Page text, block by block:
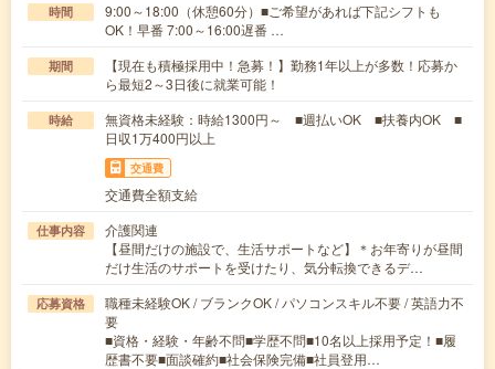
時間
9:00～18:00（休憩60分）■ご希望があれば下記シフトも
OK！早番 7:00～16:00遅番 …
期間
【現在も積極採用中！急募！】勤務1年以上が多数！応募か
ら最短2～3日後に就業可能！
時給
無資格未経験：時給1300円～ ■週払いOK ■扶養内OK ■
日収1万400円以上
交通費
交通費全額支給
仕事内容
介護関連
【昼間だけの施設で、生活サポートなど】＊お年寄りが昼間
だけ生活のサポートを受けたり、気分転換できるデ…
応募資格
職種未経験OK / ブランクOK / パソコンスキル不要 / 英語力不
要
■資格・経験・年齢不問■学歴不問■10名以上採用予定！■履
歴書不要■面談確約■社会保険完備■社員登用…